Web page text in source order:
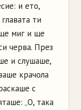
и ето,
ти
миг и ще
черва. През
и слушаше,
крачола
с
„О, така